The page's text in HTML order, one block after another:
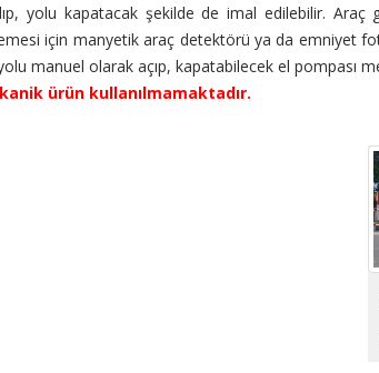
yolu kapatacak şekilde de imal edilebilir. Araç
için manyetik araç detektörü ya da emniyet
manuel olarak açıp, kapatabilecek el pompası
ürün kullanılmamaktadır.